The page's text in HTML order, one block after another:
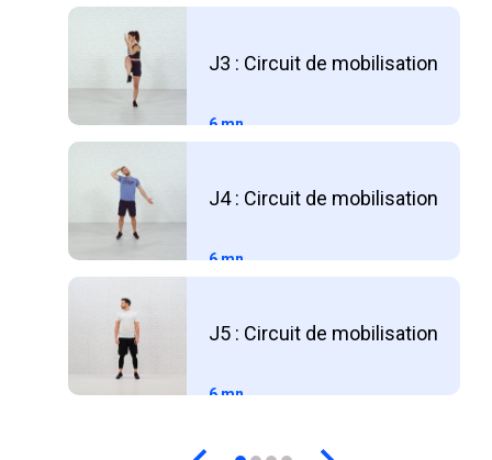
J3 : Circuit de mobilisation
6 mn
J4 : Circuit de mobilisation
6 mn
J5 : Circuit de mobilisation
6 mn